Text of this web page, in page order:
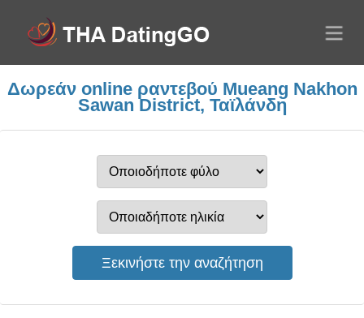
Δωρεάν online ραντεβού Mueang Nakhon
Sawan District, Ταϊλάνδη